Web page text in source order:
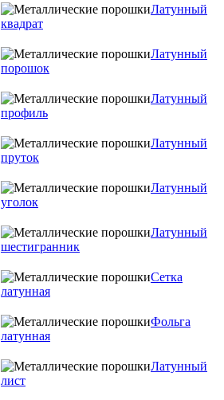
Латунный
квадрат
Латунный
порошок
Латунный
профиль
Латунный
пруток
Латунный
уголок
Латунный
шестигранник
Сетка
латунная
Фольга
латунная
Латунный
лист